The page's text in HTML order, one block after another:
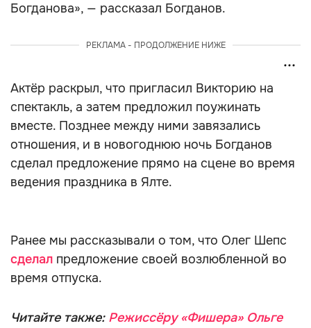
Богданова», — рассказал Богданов.
РЕКЛАМА - ПРОДОЛЖЕНИЕ НИЖЕ
Актёр раскрыл, что пригласил Викторию на
спектакль, а затем предложил поужинать
вместе. Позднее между ними завязались
отношения, и в новогоднюю ночь Богданов
сделал предложение прямо на сцене во время
ведения праздника в Ялте.
Ранее мы рассказывали о том, что Олег Шепс
сделал предложение своей возлюбленной во
время отпуска.
Читайте также: Режиссёру «Фишера» Ольге